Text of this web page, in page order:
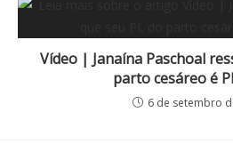
Vídeo | Janaína Paschoal
parto cesáreo é
6 de setembro